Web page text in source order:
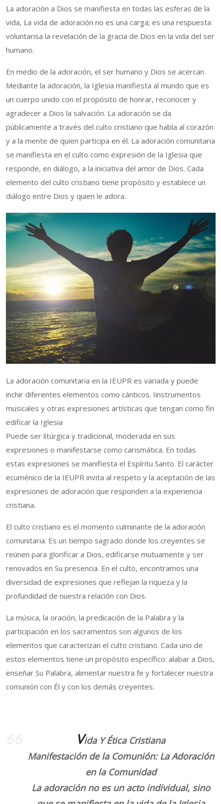
La adoración a Dios se manifiesta en todas las esferas de la
vida, La vida de adoración no es una carga; es una respuesta
voluntarisa la revelación de la gracia de Dios en la vida del ser
humano.
En medio de la adoración, el ser humano y Dios se acercan
Mediante la adoración, la Iglesia manifiesta al mundo que es
un cuerpo unido con el propósito de honrar, reconocer y
agradecer a Dios la salvación. La adoración se da
públicamente a través del culto cristiano que habla al corazón
y a la mente de quien participa en él. La adoración comunitaria
se manifiesta en el culto como expresión de la Iglesia que
responde, en diálogo, a la iniciativa del amor de Dios. Cada
elemento del culto cristiano tiene propósito y establece un
diálogo entre Dios y quien le adora.
La adoración comunitaria en la IEUPR es variada y puede
inchir diferentes elementos como cánticos. Iinstrumentos
musicales y otras expresiones artísticas que tengan como fin
edificar la Iglesia
Puede ser litúrgica y tradicional, moderada en sus
expresiones o manifestarse como carismática. En todas
estas expresiones se manifiesta el Espíritu Santo. El carácter
ecuménico de la IEUPR invita al respeto y la aceptación de las
expresiones de adoración que responden a la experiencia
cristiana.
El culto cristiano es el momento culminante de la adoración
comunitaria. Es un tiempo sagrado donde los creyentes se
reúnen para glorificar a Dios, edificarse mutuamente y ser
renovados en Su presencia. En el culto, encontramos una
diversidad de expresiones que reflejan la riqueza y la
profundidad de nuestra relación con Dios.
La música, la oración, la predicación de la Palabra y la
participación en los sacramentos son algunos de los
elementos que caracterizan el culto cristiano. Cada uno de
estos elementos tiene un propósito específico: alabar a Dios,
enseñar Su Palabra, alimentar nuestra fe y fortalecer nuestra
comunión con Él y con los demás creyentes.
Vida Y Ética Cristiana
Manifestación de la Comunión: La Adoración
en la Comunidad
La adoración no es un acto individual, sino